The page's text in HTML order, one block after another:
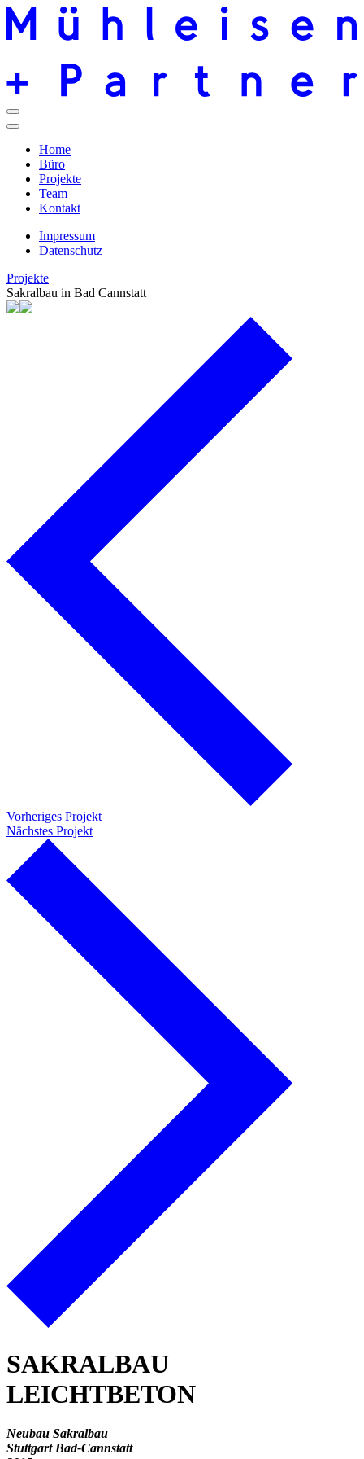
Home
Büro
Projekte
Team
Kontakt
Impressum
Datenschutz
Projekte
Sakralbau in Bad Cannstatt
Vorheriges Projekt
Nächstes Projekt
SAKRALBAU
LEICHTBETON
Neubau Sakralbau
Stuttgart Bad-Cannstatt